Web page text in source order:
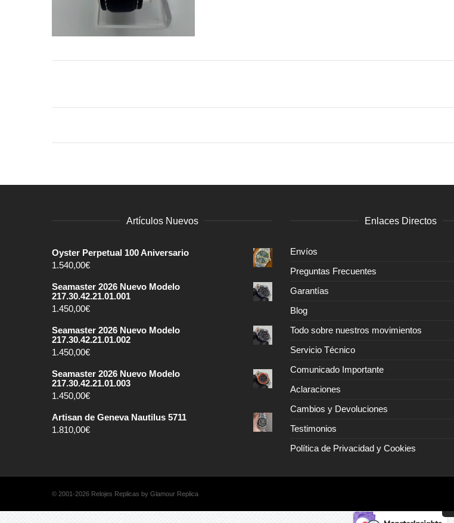
Artículos Nuevos
Oyster Perpetual 100 Aniversario
1.540,00€
Seamaster 2026 Nuevo Modelo
217.30.42.21.01.001
1.450,00€
Seamaster 2026 Nuevo Modelo
217.30.42.21.01.002
1.450,00€
Seamaster 2026 Nuevo Modelo
217.30.42.21.01.003
1.450,00€
Artisan de Geneva Nautilus 5711
1.810,00€
Enlaces Directos
Envíos
Preguntas Frecuentes
Garantías
Blog
Todo sobre nuestros movimientos
Servicio Técnico
Comunicado Importante
Aclaraciones
Cambios y Devoluciones
Testimonios
Política de Privacidad y Cookies
© 2001-2026 Relojes Replicas by Glamour Replica